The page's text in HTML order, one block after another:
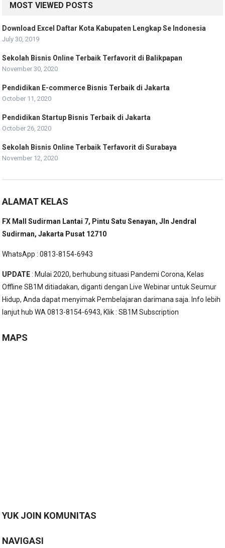
MOST VIEWED POSTS
Download Excel Daftar Kota Kabupaten Lengkap Se Indonesia
July 30, 2019
Sekolah Bisnis Online Terbaik Terfavorit di Balikpapan
November 30, 2020
Pendidikan E-commerce Bisnis Terbaik di Jakarta
October 11, 2020
Pendidikan Startup Bisnis Terbaik di Jakarta
October 26, 2020
Sekolah Bisnis Online Terbaik Terfavorit di Surabaya
November 12, 2020
ALAMAT KELAS
FX Mall Sudirman Lantai 7, Pintu Satu Senayan, Jln Jendral
Sudirman, Jakarta Pusat 12710
WhatsApp : 0813-8154-6943
UPDATE: Mulai 2020, berhubung situasi Pandemi Corona, Kelas
Offline SB1M ditiadakan, diganti dengan Live Webinar untuk Seumur
Hidup, Anda dapat menyimak Pembelajaran darimana saja. Info lebih
lanjut hub WA 0813-8154-6943, Klik :SB1M Subscription
MAPS
YUK JOIN KOMUNITAS
NAVIGASI